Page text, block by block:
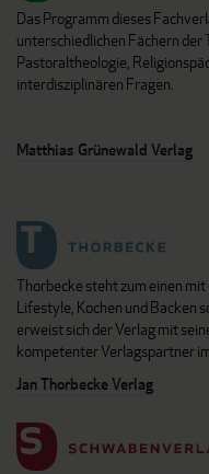
Das Programm dieses
unterschiedlichen Fächern
Pastoraltheologie,
interdisziplinären Fragen.
Matthias Grünewald Verlag
Thorbecke steht zum einen
Lifestyle, Kochen und Backen
erweist sich der Verlag mit
kompetenter Verlagspartner
Jan Thorbecke Verlag